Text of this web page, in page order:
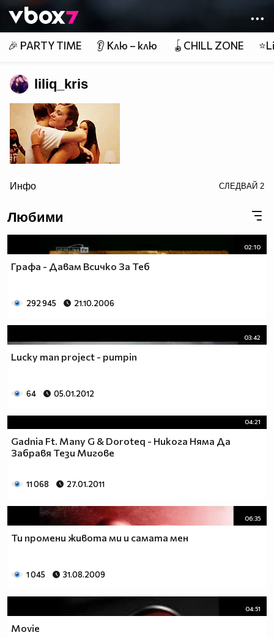
👾
🎉 PARTY TIME 👂 Клю – клю 🪀CHILL ZONE
liliq_kris
Инфо СЛЕДВАЙ 2
Любими
02:10
Графа - Давам Всичко За Теб
292 945 21.10.2006
03:42
Lucky man project - pumpin
64 05.01.2012
04:21
Gadnia Ft. Many G & Doroteq - Никога Няма Да
Забравя Тези Мигове
11 068 27.01.2011
06:35
Ти промени живота ми и самата мен
1 045 31.08.2009
04:51
Movie